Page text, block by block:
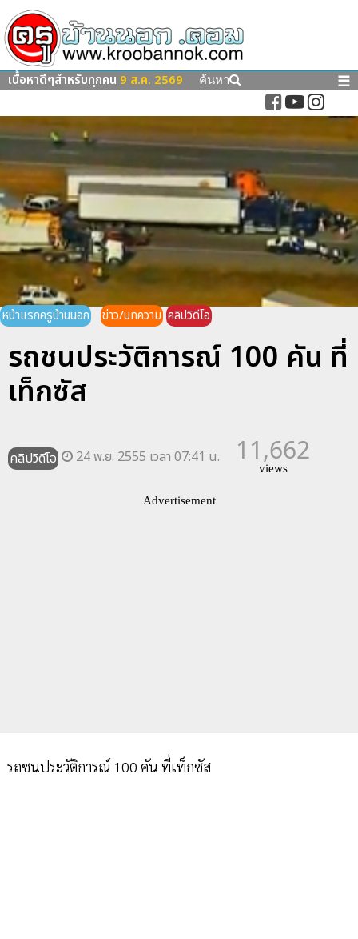
เนื้อหาดีๆสำหรับทุกคน 9 ส.ค. 2569 ค้นหา ☰
หน้าแรกครูบ้านนอก ข่าว/บทความ คลิปวิดีโอ
รถชนประวัติการณ์ 100 คัน ที่
เท็กซัส
คลิปวิดีโอ 24 พ.ย. 2555 เวลา 07:41 น. 11,662
views
Advertisement
รถชนประวัติการณ์ 100 คัน ที่เท็กซัส